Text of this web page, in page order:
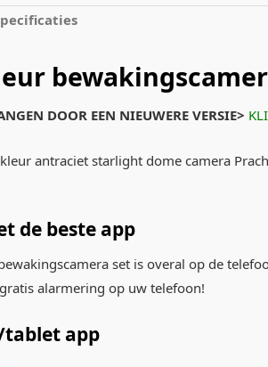
DOOR EEN NIEUWERE VERSIE>
antraciet starlight dome camera
de beste app
set is overal op de
alarmering op uw telefoon!
app